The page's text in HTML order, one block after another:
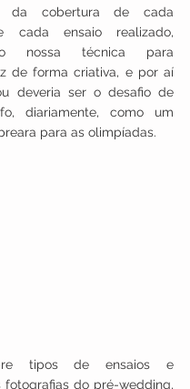
da cobertura de cada
cada ensaio realizado,
nossa técnica para
de forma criativa, e por aí
deveria ser o desafio de
diariamente, como um
para as olimpíadas.
tipos de ensaios e
fotografias do pré-wedding,